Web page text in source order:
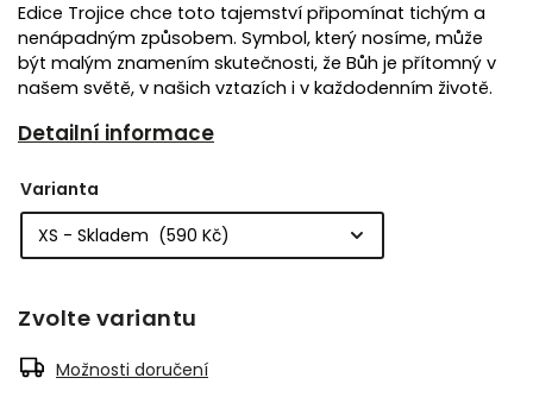
Edice Trojice chce toto tajemství připomínat tichým a
nenápadným způsobem. Symbol, který nosíme, může
být malým znamením skutečnosti, že Bůh je přítomný v
našem světě, v našich vztazích i v každodenním životě.
Detailní informace
Varianta
Zvolte variantu
Možnosti doručení